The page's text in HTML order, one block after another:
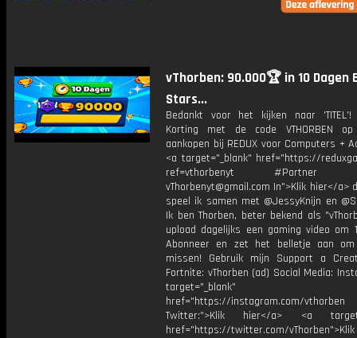
vThorben: 90.000🏆 in 10 Dagen
Stars...
Bedankt voor het kijken naar
Korting met de code VTHORBEN
aankopen bij REDUX voor Computers +
<a target="_blank" href="https://
ref=vthorbenyt #Partner
vThorbenyt@gmail.com In">Klik hier</a>
speel ik samen met @JessyKnijn en
Ik ben Thorben, beter bekend als
upload dagelijks een gaming video om
Abonneer en zet het belletje aan
missen! Gebruik mijn Support a
Fortnite: vThorben (ad) Social Media:
target="_blank"
href="https://instagram.com/vthorben
Twitter:">Klik hier</a> <a
href="https://twitter.com/